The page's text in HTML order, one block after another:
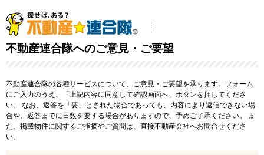
不動産連合隊へのご意見・ご要望
不動産連合隊の各種サービスについて、ご意見・ご要望を承ります。フォーム
にご入力のうえ、「上記内容に同意して確認画面へ」ボタンを押してくださ
い。
なお、返答を「要」とされた場合であっても、内容により返信できない場
合や、返答までに日数を要する場合がありますので、予めご了承ください。
ま
た、掲載物件に関するご指摘やご質問は、直接不動産会社へお問合せくださ
い。